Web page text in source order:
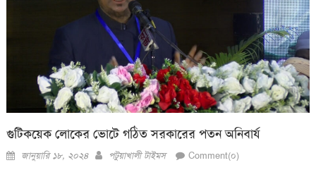
গুটিকয়েক লোকের ভোটে গঠিত সরকারের পতন অনিবার্য
Posted
জানুয়ারি ১৮, ২০২৪ Author
পটুয়াখালী টাইমস Comment(০)